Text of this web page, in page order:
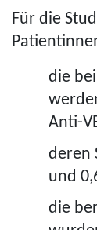
Für die
die
Anti-
deren
und
die